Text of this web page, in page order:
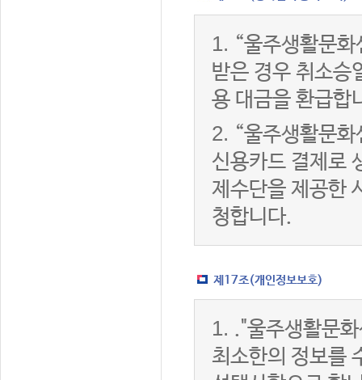
1. “울주생활문
받은 경우 취소승
용 대금을 환급합
2. “울주생활문
신용카드 결제로
제수단을 제공한
청합니다.
제17조(개인정보보호)
1. ."울주생활문
최소한의 정보를